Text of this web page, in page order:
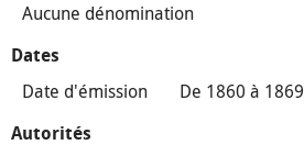
Aucune dénomination
Dates
Date d'émission De 1860 à 1869
Autorités